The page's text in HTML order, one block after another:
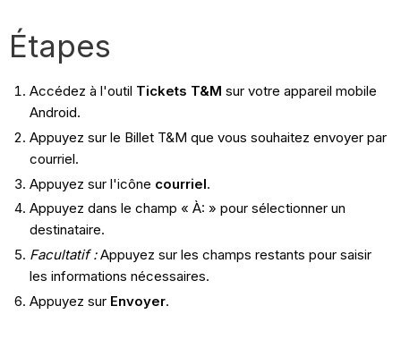
Étapes
Accédez à l'outil Tickets T&M sur votre appareil mobile
Android.
Appuyez sur le Billet T&M que vous souhaitez envoyer par
courriel.
Appuyez sur l'icône courriel.
Appuyez dans le champ « À: » pour sélectionner un
destinataire.
Facultatif :Appuyez sur les champs restants pour saisir
les informations nécessaires.
Appuyez sur Envoyer.